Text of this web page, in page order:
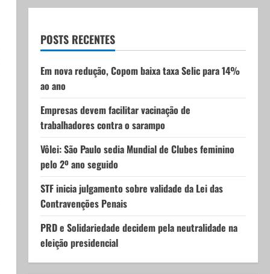
POSTS RECENTES
Em nova redução, Copom baixa taxa Selic para 14%
ao ano
Empresas devem facilitar vacinação de
trabalhadores contra o sarampo
Vôlei: São Paulo sedia Mundial de Clubes feminino
pelo 2º ano seguido
STF inicia julgamento sobre validade da Lei das
Contravenções Penais
PRD e Solidariedade decidem pela neutralidade na
eleição presidencial